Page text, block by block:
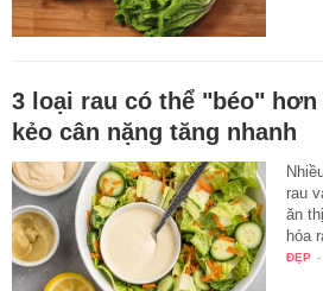
3 loại rau có thể "béo"
kẻo cân nặng tăng nhanh
rau
ăn
hóa
ĐẸP -